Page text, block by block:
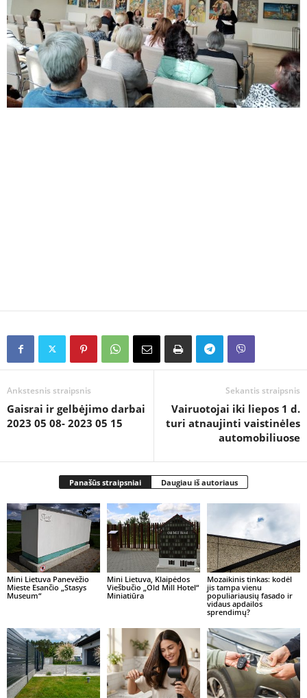
Ankstesnis straipsnis
Gaisrai ir gelbėjimo darbai
2023 05 08- 2023 05 15
Sekantis straipsnis
Vairuotojai iki liepos 1 d.
turi atnaujinti vaistinėles
automobiliuose
Panašūs straipsniai Daugiau iš autoriaus
Mini Lietuva Panevėžio
Mieste Esančio „Stasys
Museum“
Mini Lietuva, Klaipėdos
Viešbučio „Old Mill Hotel“
Miniatiūra
Mozaikinis tinkas: kodėl
jis tampa vienu
populiariausių fasado ir
vidaus apdailos
sprendimų?